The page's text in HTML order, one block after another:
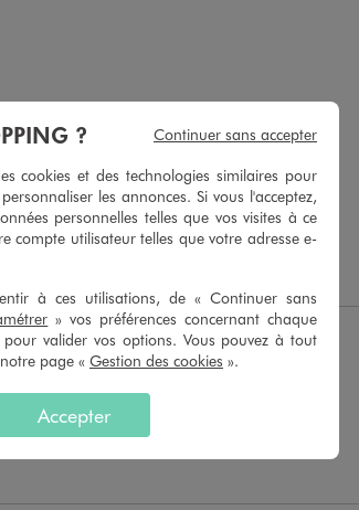
du19/02/2026 Eric B.
5
du
?
cookies et des technologies similaires pour
les annonces. Si vous l'acceptez,
personnelles telles que vos visites à ce
compte utilisateur telles que votre adresse e-
à ces utilisations, de « Continuer sans
» vos préférences concernant chaque
valider vos options. Vous pouvez à tout
page « Gestion des cookies ».
Accepter
Continuer sans accepter